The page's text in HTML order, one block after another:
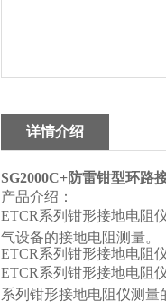
详情介绍
SG2000C+防雷钳型环路
产品介绍：
ETCR系列钳形接地电阻
气设备的接地电阻测量。
ETCR系列钳形接地电阻
ETCR系列钳形接地电阻
系列钳形接地电阻仪测量